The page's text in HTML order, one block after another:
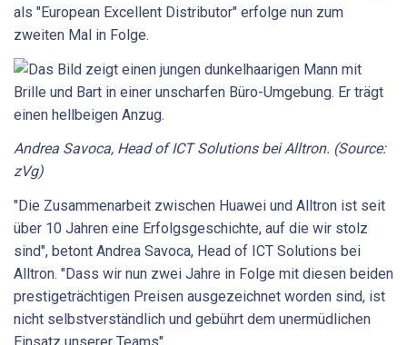
als "European Excellent Distributor" erfolge nun zum
zweiten Mal in Folge.
Andrea Savoca, Head of ICT Solutions bei Alltron. (Source:
zVg)
"Die Zusammenarbeit zwischen Huawei und Alltron ist seit
über 10 Jahren eine Erfolgsgeschichte, auf die wir stolz
sind", betont Andrea Savoca, Head of ICT Solutions bei
Alltron. "Dass wir nun zwei Jahre in Folge mit diesen beiden
prestigeträchtigen Preisen ausgezeichnet worden sind, ist
nicht selbstverständlich und gebührt dem unermüdlichen
Einsatz unserer Teams".